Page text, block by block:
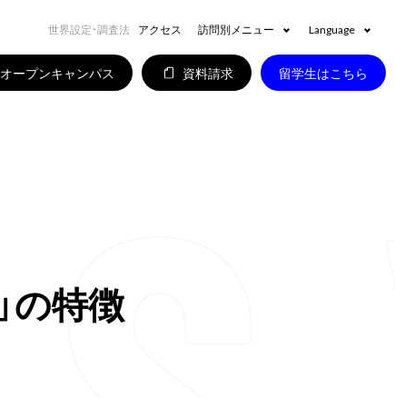
アクセス 訪問別メニュー Language
オープンキャンパス 資料請求 留学生はこちら
の特徴
世界設定・調査法